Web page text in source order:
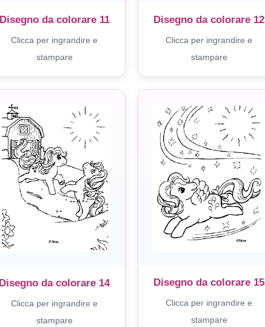
Disegno da colorare 11
Clicca per ingrandire e
stampare
Disegno da colorare 12
Clicca per ingrandire e
stampare
Disegno da colorare 14
Clicca per ingrandire e
stampare
Disegno da colorare 15
Clicca per ingrandire e
stampare